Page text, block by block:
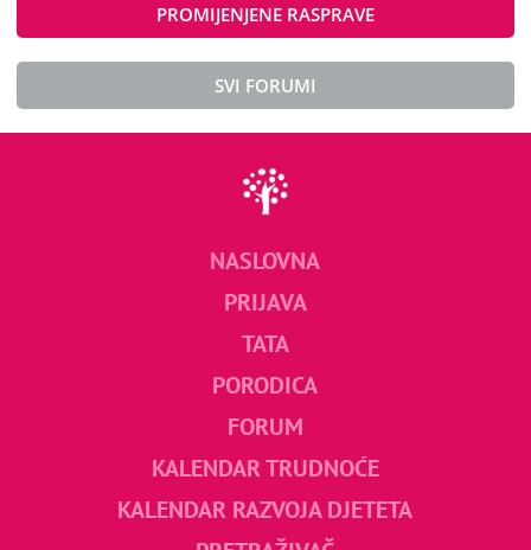
PROMIJENJENE RASPRAVE
SVI FORUMI
NASLOVNA
PRIJAVA
TATA
PORODICA
FORUM
KALENDAR TRUDNOĆE
KALENDAR RAZVOJA DJETETA